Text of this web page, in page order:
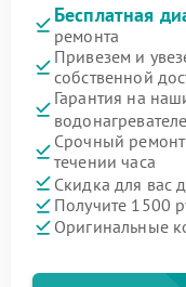
Бесплатная
ремонта
Привезем и
собственной
Гарантия на
Срочный ремонт
течении часа
Скидка для вас
Получите 1500
Оригинальные